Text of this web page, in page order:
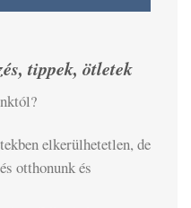
tippek, ötletek
elkerülhetetlen, de
otthonunk és